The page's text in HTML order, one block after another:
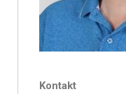
Kontakt